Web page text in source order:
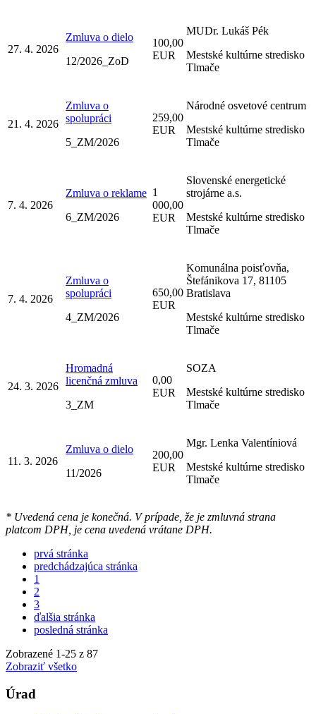
27. 4. 2026
Zmluva o dielo
12/2026_ZoD
100,00
EUR
MUDr. Lukáš Pék
Mestské kultúrne stredisko
Tlmače
21. 4. 2026
Zmluva o
spolupráci
5_ZM/2026
259,00
EUR
Národné osvetové centrum
Mestské kultúrne stredisko
Tlmače
7. 4. 2026
Zmluva o reklame
6_ZM/2026
1
000,00
EUR
Slovenské energetické
strojárne a.s.
Mestské kultúrne stredisko
Tlmače
7. 4. 2026
Zmluva o
spolupráci
4_ZM/2026
650,00
EUR
Komunálna poisťovňa,
Štefánikova 17, 81105
Bratislava
Mestské kultúrne stredisko
Tlmače
24. 3. 2026
Hromadná
licenčná zmluva
3_ZM
0,00
EUR
SOZA
Mestské kultúrne stredisko
Tlmače
11. 3. 2026
Zmluva o dielo
11/2026
200,00
EUR
Mgr. Lenka Valentíniová
Mestské kultúrne stredisko
Tlmače
* Uvedená cena je konečná. V prípade, že je zmluvná strana
platcom DPH, je cena uvedená vrátane DPH.
prvá stránka
predchádzajúca stránka
1
2
3
ďalšia stránka
posledná stránka
Zobrazené 1-25 z 87
Zobraziť všetko
Úrad